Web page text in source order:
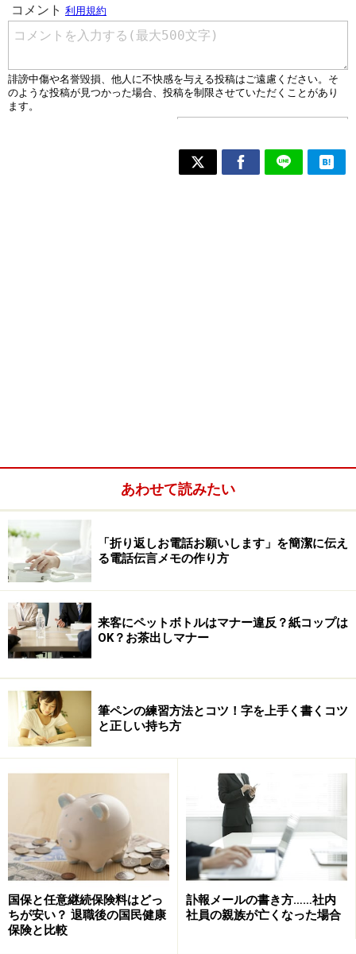
あわせて読みたい
「折り返しお電話お願いします」を簡潔に伝え
る電話伝言メモの作り方
来客にペットボトルはマナー違反？紙コップは
OK？お茶出しマナー
筆ペンの練習方法とコツ！字を上手く書くコツ
と正しい持ち方
国保と任意継続保険料はどっ
ちが安い？ 退職後の国民健康
保険と比較
訃報メールの書き方……社内
社員の親族が亡くなった場合